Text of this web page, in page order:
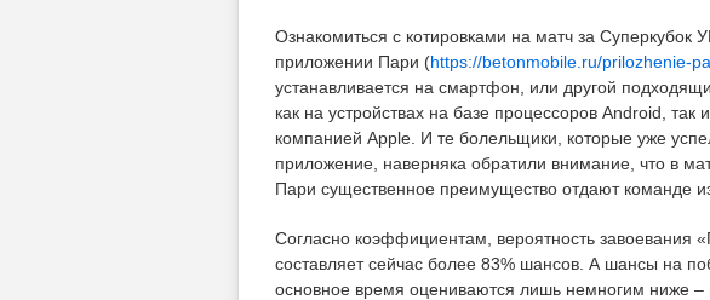
Ознакомиться с котировками на матч за
приложении Пари (https://betonmobile.ru/prilozhenie-
устанавливается на смартфон, или другой
как на устройствах на базе процессоров Android,
компанией Apple. И те болельщики, которые уже
приложение, наверняка обратили внимание, что в
Пари существенное преимущество отдают команде
Согласно коэффициентам, вероятность завоевания
составляет сейчас более 83% шансов. А шансы на
основное время оцениваются лишь немногим ниже –